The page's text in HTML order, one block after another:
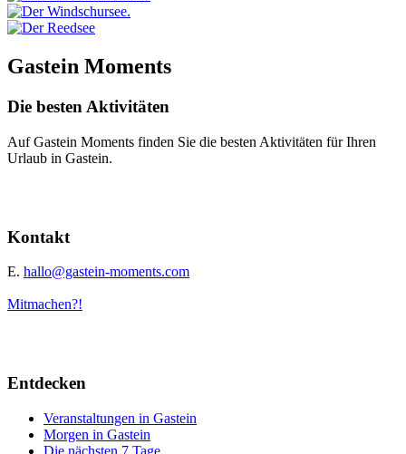
Gastein Moments
Die besten Aktivitäten
Auf Gastein Moments finden Sie die besten Aktivitäten für Ihren
Urlaub in Gastein.
Kontakt
E. hallo@gastein-moments.com
Mitmachen?!
Entdecken
Veranstaltungen in Gastein
Morgen in Gastein
Die nächsten 7 Tage